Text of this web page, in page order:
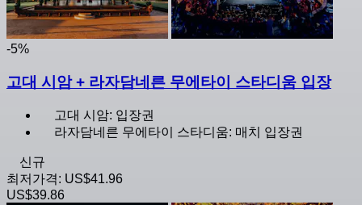
-5%
고대 시암 + 라자담네른 무에타이 스타디움 입장
고대 시암: 입장권
라자담네른 무에타이 스타디움: 매치 입장권
신규
최저가격: US$41.96
US$39.86